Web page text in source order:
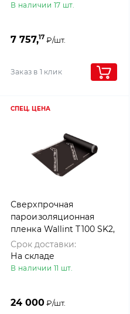
В наличии 17 шт.
7 757,17 ₽/шт.
Заказ в 1 клик
СПЕЦ. ЦЕНА
Сверхпрочная
пароизоляционная
пленка Wallint T100 SK2,
1,5x50 м, KLOBER
Срок доставки:
На складе
В наличии 11 шт.
24 000₽/шт.